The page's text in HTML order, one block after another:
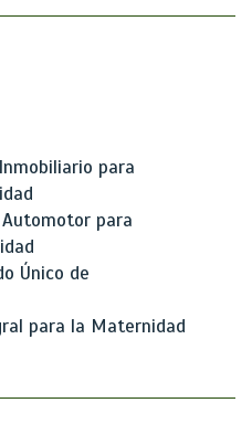
para
para
Único de
para la Maternidad